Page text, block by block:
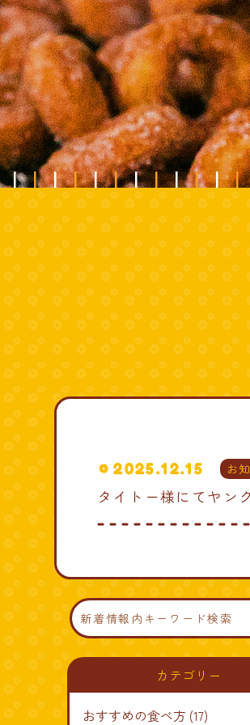
2025.12.15 お
タイトー様にてヤン
検
索
カテゴリー
おすすめの食べ方 (17)